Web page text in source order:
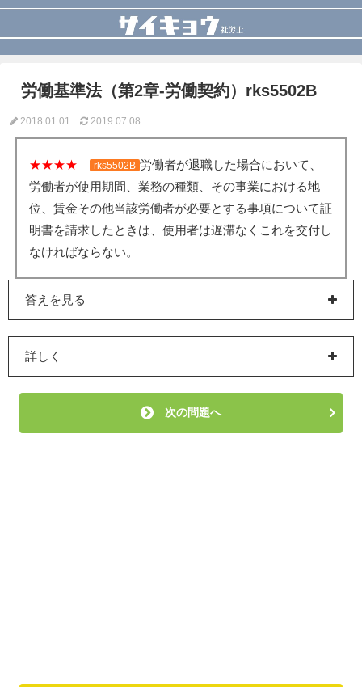
労働基準法（第2章-労働契約）rks5502B
2018.01.01 2019.07.08
★★★★ rks5502B 労働者が退職した場合において、
労働者が使用期間、業務の種類、その事業における地
位、賃金その他当該労働者が必要とする事項について証
明書を請求したときは、使用者は遅滞なくこれを交付し
なければならない。
答えを見る
詳しく
次の問題へ